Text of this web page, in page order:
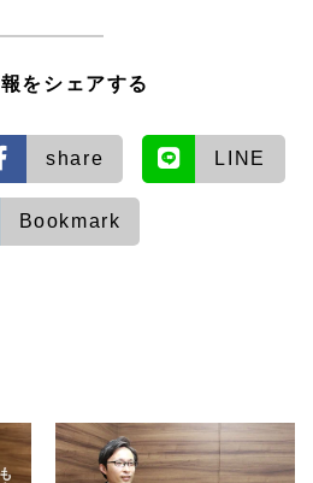
をシェアする
share LINE
Bookmark